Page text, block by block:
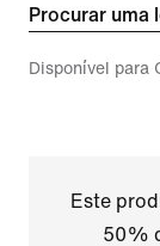
Procurar uma
Disponível para
Este
50%